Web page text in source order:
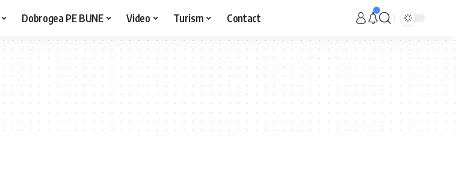
Dobrogea PE BUNE Video Turism Contact